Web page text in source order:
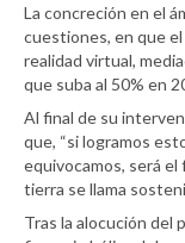
La concreción en el
cuestiones, en que
realidad virtual,
que suba al 50% en
Al final de su
que, “si logramos
equivocamos, será
tierra se llama
Tras la alocución del